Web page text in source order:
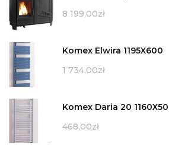
8 199,00zł
Komex Elwira 1195X600
1 734,00zł
Komex Daria 20
468,00zł